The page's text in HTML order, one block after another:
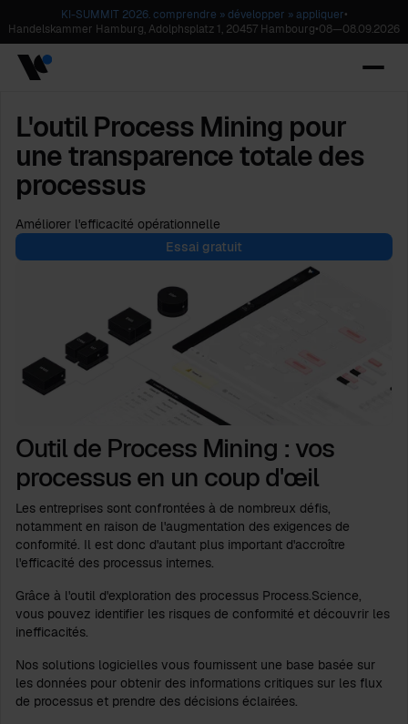
KI-SUMMIT 2026. comprendre » développer » appliquer•
Handelskammer Hamburg, Adolphsplatz 1, 20457 Hambourg•08—08.09.2026
L'outil Process Mining pour
une transparence totale des
processus
Améliorer l'efficacité opérationnelle
Essai gratuit
Outil de Process Mining : vos
processus en un coup d'œil
Les entreprises sont confrontées à de nombreux défis,
notamment en raison de l'augmentation des exigences de
conformité. Il est donc d'autant plus important d'accroître
l'efficacité des processus internes.
Grâce à l'outil d'exploration des processus Process.Science,
vous pouvez identifier les risques de conformité et découvrir les
inefficacités.
Nos solutions logicielles vous fournissent une base basée sur
les données pour obtenir des informations critiques sur les flux
de processus et prendre des décisions éclairées.